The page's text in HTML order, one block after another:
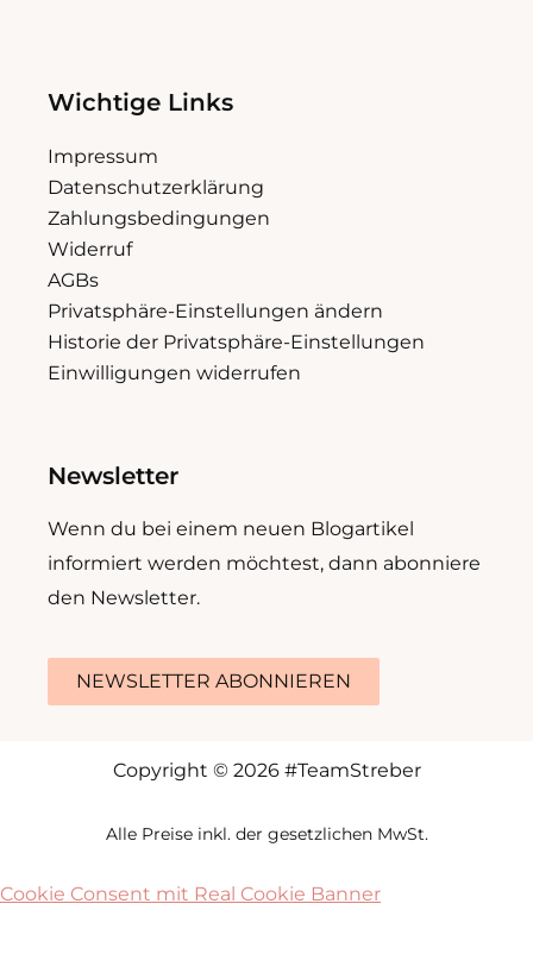
Wichtige Links
Impressum
Datenschutzerklärung
Zahlungsbedingungen
Widerruf
AGBs
Privatsphäre-Einstellungen ändern
Historie der Privatsphäre-Einstellungen
Einwilligungen widerrufen
Newsletter
Wenn du bei einem neuen Blogartikel
informiert werden möchtest, dann abonniere
den Newsletter.
NEWSLETTER ABONNIEREN
Copyright © 2026 #TeamStreber
Alle Preise inkl. der gesetzlichen MwSt.
Cookie Consent mit Real Cookie Banner